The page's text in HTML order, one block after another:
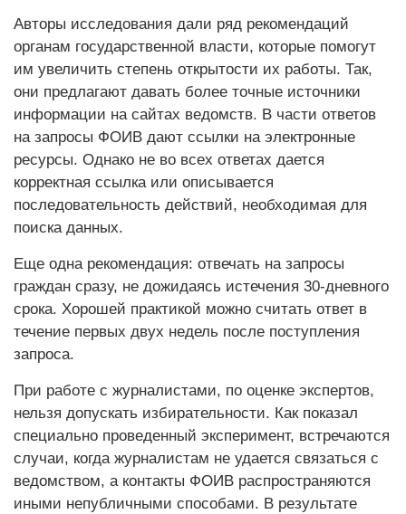
Авторы исследования дали ряд рекомендаций
органам государственной власти, которые помогут
им увеличить степень открытости их работы. Так,
они предлагают давать более точные источники
информации на сайтах ведомств. В части ответов
на запросы ФОИВ дают ссылки на электронные
ресурсы. Однако не во всех ответах дается
корректная ссылка или описывается
последовательность действий, необходимая для
поиска данных.
Еще одна рекомендация: отвечать на запросы
граждан сразу, не дожидаясь истечения 30-дневного
срока. Хорошей практикой можно считать ответ в
течение первых двух недель после поступления
запроса.
При работе с журналистами, по оценке экспертов,
нельзя допускать избирательности. Как показал
специально проведенный эксперимент, встречаются
случаи, когда журналистам не удается связаться с
ведомством, а контакты ФОИВ распространяются
иными непубличными способами. В результате